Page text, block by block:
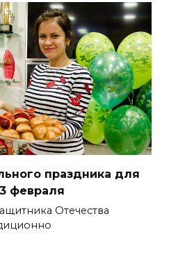
праздника для
февраля
Отечества